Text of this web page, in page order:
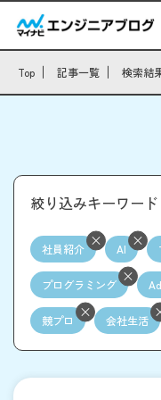
Top 記事一覧 検索結
絞り込みキーワード
社員紹介 AI
プログラミング
競プロ 会社生活